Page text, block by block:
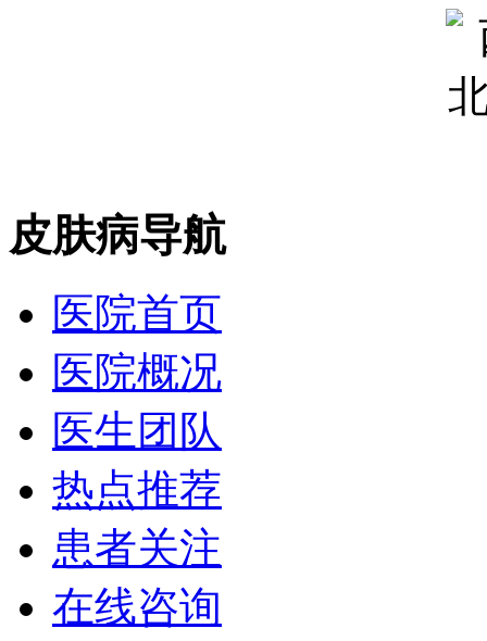
皮肤病导航
医院首页
医院概况
医生团队
热点推荐
患者关注
在线咨询